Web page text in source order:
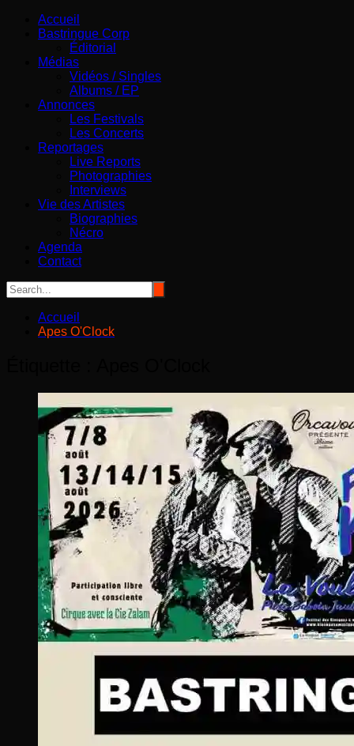
Bastringue Corp – Actualités Musicales
Accueil
Bastringue Corp
Éditorial
Médias
Vidéos / Singles
Albums / EP
Annonces
Les Festivals
Les Concerts
Reportages
Live Reports
Photographies
Interviews
Vie des Artistes
Biographies
Nécro
Agenda
Contact
Accueil
Apes O'Clock